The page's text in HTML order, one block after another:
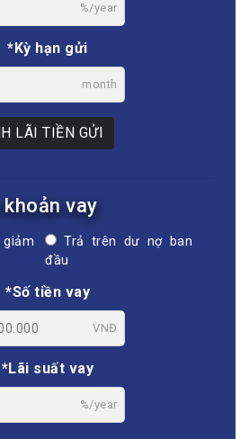
%/year
*Kỳ hạn gửi
month
LÃI TIỀN GỬI
vay
Trả trên dư nợ ban
đầu
*Số tiền vay
VNĐ
*Lãi suất vay
%/year